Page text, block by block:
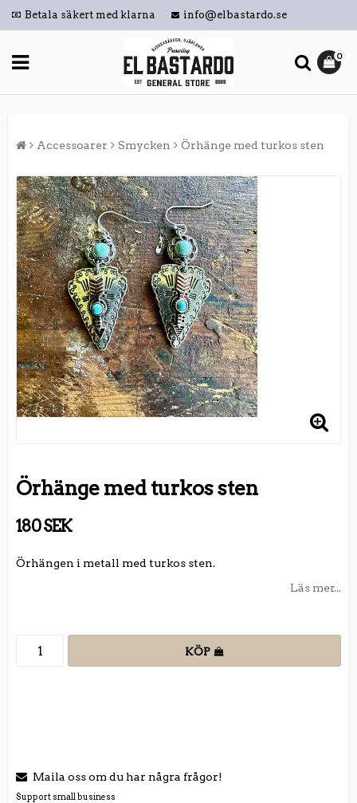
Betala säkert med klarna info@elbastardo.se
0
Accessoarer Smycken Örhänge med turkos sten
Örhänge med turkos sten
180 SEK
Örhängen i metall med turkos sten.
Läs mer...
KÖP
Maila oss om du har några frågor!
Support small business